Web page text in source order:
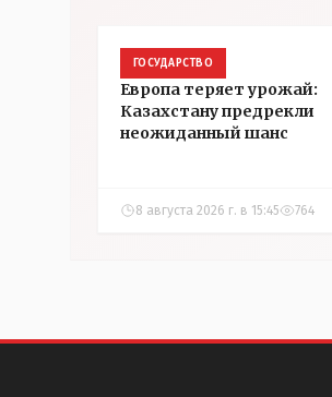
ГОСУДАРСТВО
Европа теряет урожай:
Казахстану предрекли
неожиданный шанс
8 августа 2026 г. в 15:45 764